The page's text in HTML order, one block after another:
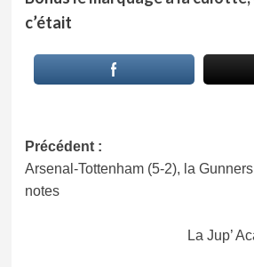
c’était
Navigation
d’article
Précédent :
Arsenal-Tottenham (5-2), la
notes
La Jup’